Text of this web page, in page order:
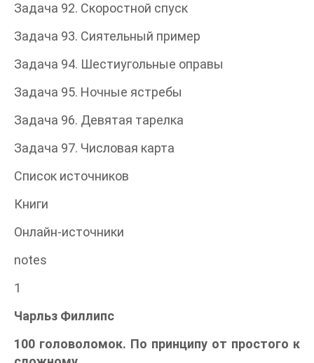
Задача 92. Скоростной спуск
Задача 93. Сиятельный пример
Задача 94. Шестиугольные оправы
Задача 95. Ночные ястребы
Задача 96. Девятая тарелка
Задача 97. Числовая карта
Список источников
Книги
Онлайн-источники
notes
1
Чарльз Филлипс
100 головоломок. По принципу от простого к